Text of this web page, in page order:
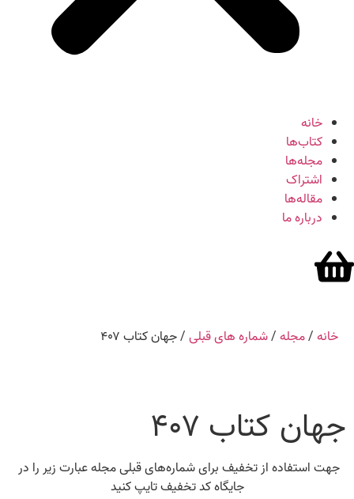
خانه
کتاب‌ها
مجله‌ها
اشتراک
مقاله‌ها
درباره ما
خانه/مجله/شماره های قبلی/ جهان کتاب ۴۰۷
جهان کتاب ۴۰۷
جایگاه کد تخفیف تایپ کنید